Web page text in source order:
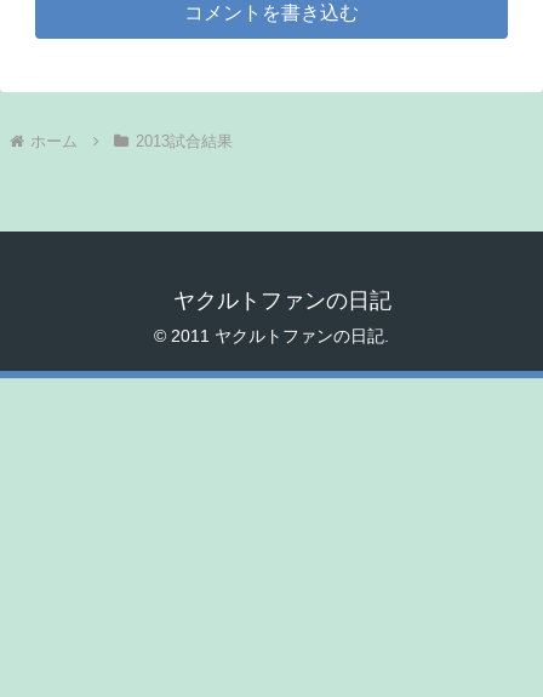
コメントを書き込む
ホーム 2013試合結果
ヤクルトファンの日記
© 2011 ヤクルトファンの日記.